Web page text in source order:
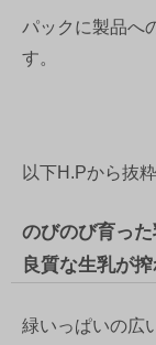
パックに製品へ
す。
以下H.Pから抜
のびのび育っ
良質な生乳が搾
緑いっぱいの広